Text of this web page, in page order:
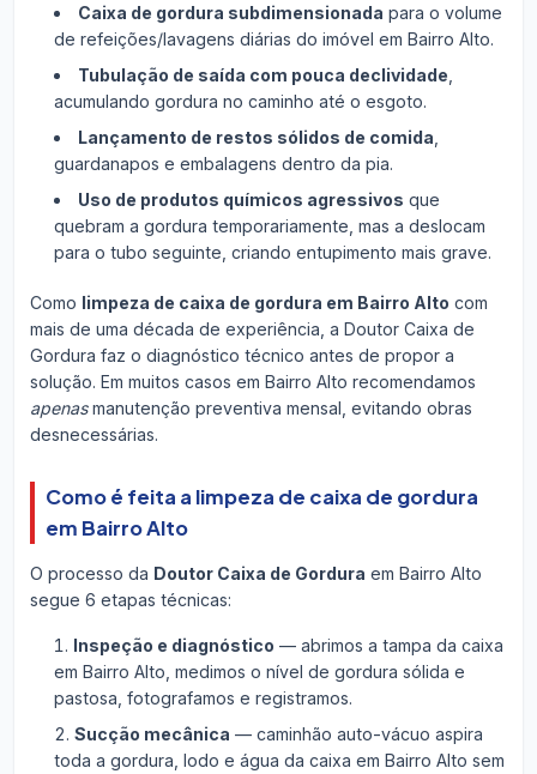
Caixa de gordura subdimensionada para o volume
de refeições/lavagens diárias do imóvel em Bairro Alto.
Tubulação de saída com pouca declividade
acumulando gordura no caminho até o esgoto.
Lançamento de restos sólidos de comida
guardanapos e embalagens dentro da pia.
Uso de produtos químicos agressivos que
quebram a gordura temporariamente, mas a deslocam
para o tubo seguinte, criando entupimento mais grave.
Como limpeza de caixa de gordura em Bairro Alto com
mais de uma década de experiência, a Doutor Caixa de
Gordura faz o diagnóstico técnico antes de propor a
solução. Em muitos casos em Bairro Alto recomendamos
apenasmanutenção preventiva mensal, evitando obras
desnecessárias.
Como é feita a limpeza de caixa de gordura
em Bairro Alto
O processo da Doutor Caixa de Gordura em Bairro Alto
segue 6 etapas técnicas:
Inspeção e diagnóstico — abrimos a tampa da caixa
em Bairro Alto, medimos o nível de gordura sólida e
pastosa, fotografamos e registramos.
Sucção mecânica — caminhão auto-vácuo aspira
toda a gordura, lodo e água da caixa em Bairro Alto sem